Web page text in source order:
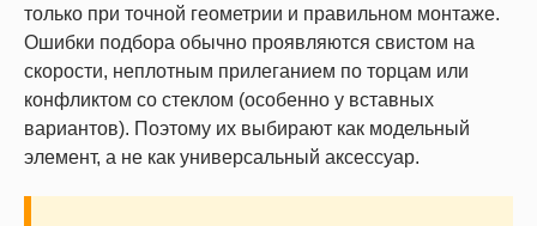
только при точной геометрии и правильном монтаже.
Ошибки подбора обычно проявляются свистом на
скорости, неплотным прилеганием по торцам или
конфликтом со стеклом (особенно у вставных
вариантов). Поэтому их выбирают как модельный
элемент, а не как универсальный аксессуар.